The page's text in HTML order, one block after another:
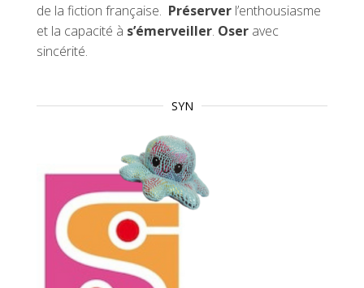
de la fiction française. Préserver l’enthousiasme
et la capacité à s’émerveiller. Oser avec
sincérité.
SYN